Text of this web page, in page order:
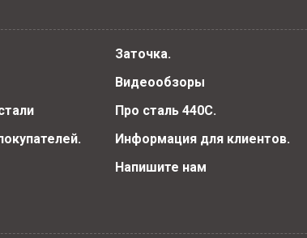
Заточка.
Видеообзоры
Про сталь 440С.
Информация для клиентов.
Напишите нам